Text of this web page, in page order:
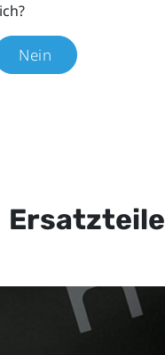
Nein
Ersatzteile